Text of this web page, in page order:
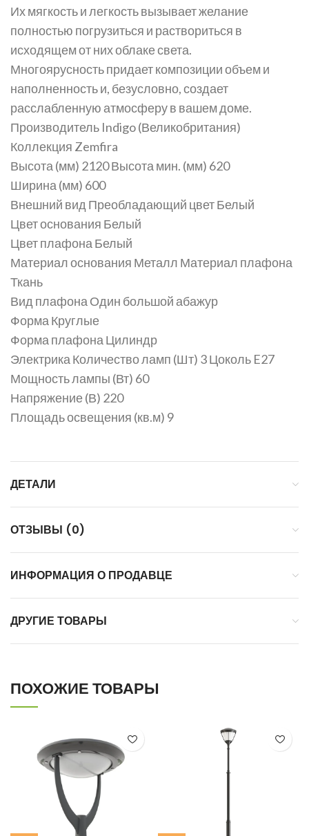
Их мягкость и легкость вызывает желание
полностью погрузиться и раствориться в
исходящем от них облаке света.
Многоярусность придает композиции объем и
наполненность и, безусловно, создает
расслабленную атмосферу в вашем доме.
Производитель Indigo (Великобритания)
Коллекция Zemfira
Высота (мм) 2120 Высота мин. (мм) 620
Ширина (мм) 600
Внешний вид Преобладающий цвет Белый
Цвет основания Белый
Цвет плафона Белый
Материал основания Металл Материал плафона
Ткань
Вид плафона Один большой абажур
Форма Круглые
Форма плафона Цилиндр
Электрика Количество ламп (Шт) 3 Цоколь E27
Мощность лампы (Вт) 60
Напряжение (В) 220
Площадь освещения (кв.м) 9
ДЕТАЛИ
ОТЗЫВЫ (0)
ИНФОРМАЦИЯ О ПРОДАВЦЕ
ДРУГИЕ ТОВАРЫ
ПОХОЖИЕ ТОВАРЫ